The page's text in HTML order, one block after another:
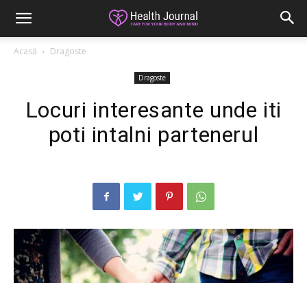
Acasă Dragoste
Dragoste
Locuri interesante unde iti
poti intalni partenerul